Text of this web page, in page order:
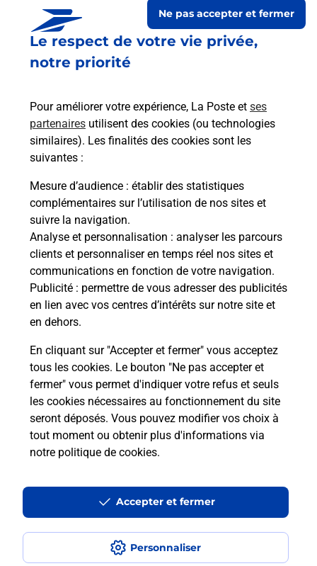
Le respect de votre vie privée,
notre priorité
Pour améliorer votre expérience, La Poste et ses
partenaires utilisent des cookies (ou technologies
similaires). Les finalités des cookies sont les
suivantes :
Mesure d’audience : établir des statistiques
complémentaires sur l’utilisation de nos sites et
suivre la navigation.
Analyse et personnalisation : analyser les parcours
clients et personnaliser en temps réel nos sites et
communications en fonction de votre navigation.
Publicité : permettre de vous adresser des publicités
en lien avec vos centres d’intérêts sur notre site et
en dehors.
En cliquant sur "Accepter et fermer" vous acceptez
tous les cookies. Le bouton "Ne pas accepter et
fermer" vous permet d'indiquer votre refus et seuls
les cookies nécessaires au fonctionnement du site
seront déposés. Vous pouvez modifier vos choix à
tout moment ou obtenir plus d'informations via
notre politique de cookies.
Personnaliser
Ne pas accepter et fermer
Accepter et fermer
Est-il possible d’acheter un
emballage directement depuis un
Comment demander une
modification de livraison ?
Comment La Poste participe-t-elle
à votre sécurité au quotidien ?
Puis-je passer mon code de la route
avec La Poste et sous quelles
conditions ?
Localiser Liste Loire VETRE SUR ANZON
Accessibilité : partiellement conforme
Conditions contractuelles